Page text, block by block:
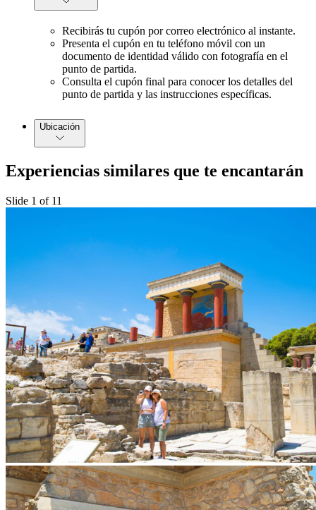
Recibirás tu cupón por correo electrónico al instante.
Presenta el cupón en tu teléfono móvil con un
documento de identidad válido con fotografía en el
punto de partida.
Consulta el cupón final para conocer los detalles del
punto de partida y las instrucciones específicas.
Ubicación
Experiencias similares que te encantarán
Slide 1 of 11